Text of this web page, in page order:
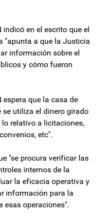
indicó en el escrito que el
"apunta a que la Justicia
información sobre el
y cómo fueron
espera que la casa de
utiliza el dinero girado
lo relativo a licitaciones,
etc".
"se procura verificar las
internos de la
la eficacia operativa y
información para la
esas operaciones".